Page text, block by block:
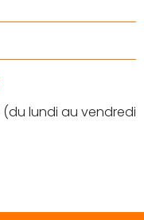
(du lundi au vendredi